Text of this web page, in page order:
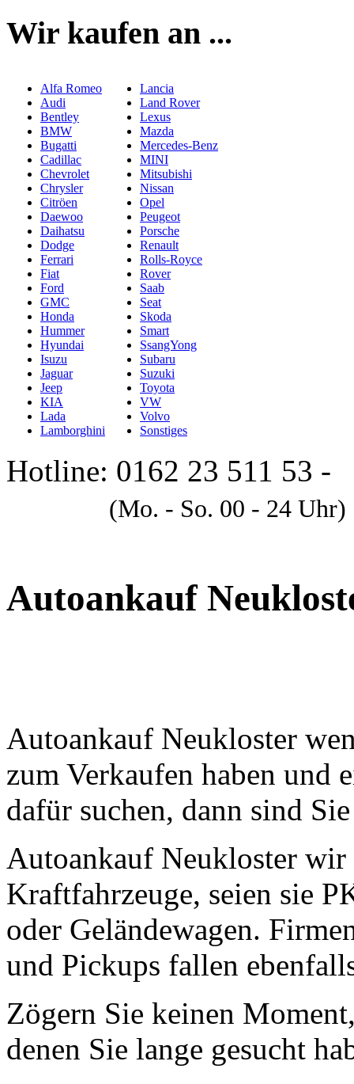
Wir kaufen an ...
Alfa Romeo
Audi
Bentley
BMW
Bugatti
Cadillac
Chevrolet
Chrysler
Citröen
Daewoo
Daihatsu
Dodge
Ferrari
Fiat
Ford
GMC
Honda
Hummer
Hyundai
Isuzu
Jaguar
Jeep
KIA
Lada
Lamborghini
Lancia
Land Rover
Lexus
Mazda
Mercedes-Benz
MINI
Mitsubishi
Nissan
Opel
Peugeot
Porsche
Renault
Rolls-Royce
Rover
Saab
Seat
Skoda
Smart
SsangYong
Subaru
Suzuki
Toyota
VW
Volvo
Sonstiges
Hotline: 0162 23 511 53 -
(Mo. - So. 00 - 24 Uhr)
Autoankauf
Autoankauf Neukloster
zum Verkaufen haben und
dafür suchen, dann sind
Autoankauf Neukloster
Kraftfahrzeuge, seien sie
oder Geländewagen.
und Pickups fallen
Zögern Sie keinen
denen Sie lange gesucht